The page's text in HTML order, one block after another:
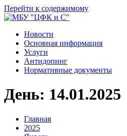
Перейти к содержимому
Новости
Основная информация
Услуги
Антидопинг
Нормативные документы
День: 14.01.2025
Главная
2025